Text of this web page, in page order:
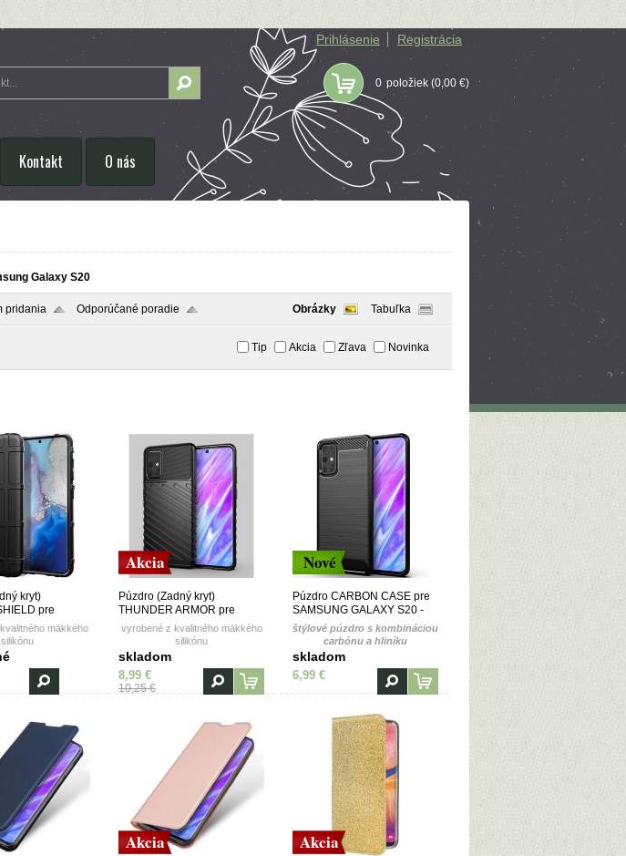
Prihlásenie Registrácia
0 položiek (0,00 €)
Kontakt O nás
Galaxy S20
pridania Odporúčané poradie Obrázky Tabuľka
Tip Akcia Zľava Novinka
kryt)
pre
GALAXY S20 -
mäkkého
silikónu
Akcia
Púzdro (Zadný kryt)
THUNDER ARMOR pre
SAMSUNG GALAXY S20 -
čierne
vyrobené z kvalitného mäkkého
silikónu
skladom
8,99 €
10,25 €
Nové
Púzdro CARBON CASE pre
SAMSUNG GALAXY S20 -
čierne
štýlové púzdro s kombináciou
carbónu a hliníku
skladom
6,99 €
Akcia Akcia